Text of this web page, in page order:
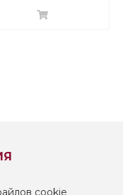
cookie